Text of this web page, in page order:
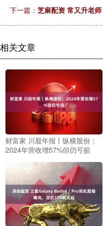
下一篇： 芝麻配资 常又升老
相关文章
财富家 川股年报丨纵横股份：
2024年营收增57%但仍亏损